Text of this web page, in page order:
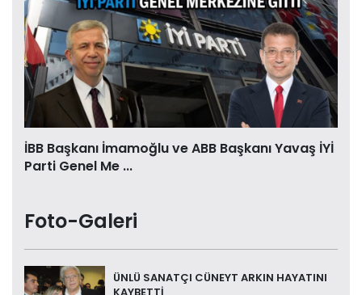
İBB Başkanı İmamoğlu ve ABB Başkanı Yavaş İYİ
Parti Genel Me ...
Foto-Galeri
ÜNLÜ SANATÇI CÜNEYT ARKIN HAYATINI